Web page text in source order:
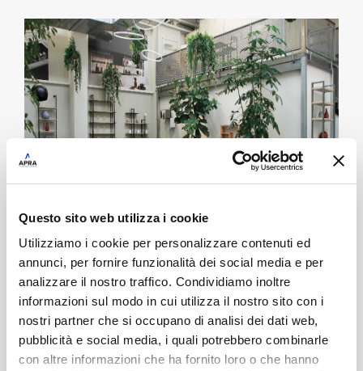
Questo sito web utilizza i cookie
Utilizziamo i cookie per personalizzare contenuti ed
annunci, per fornire funzionalità dei social media e per
analizzare il nostro traffico. Condividiamo inoltre
informazioni sul modo in cui utilizza il nostro sito con i
nostri partner che si occupano di analisi dei dati web,
pubblicità e social media, i quali potrebbero combinarle
con altre informazioni che ha fornito loro o che hanno
Damiano Latini: l’eccellenza sposa il
digitale